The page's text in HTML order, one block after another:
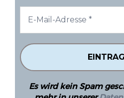
Es wird kein Spam